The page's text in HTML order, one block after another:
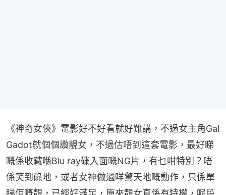
《神奇女俠》電影好不好看就好難講，不過女主角Gal
Gadot就個個讚靚女，不過估唔到這套電影，最好睇
嘅係收藏喺Blu ray碟入面嘅NG片，有乜咁特別？唔
係笑到碌地，或者女神做過咩驚天地嘅動作，只係單